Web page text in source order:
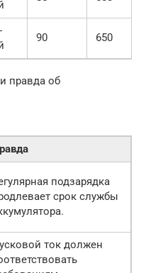
90 650
правда об
подзарядка
срок службы
ток должен